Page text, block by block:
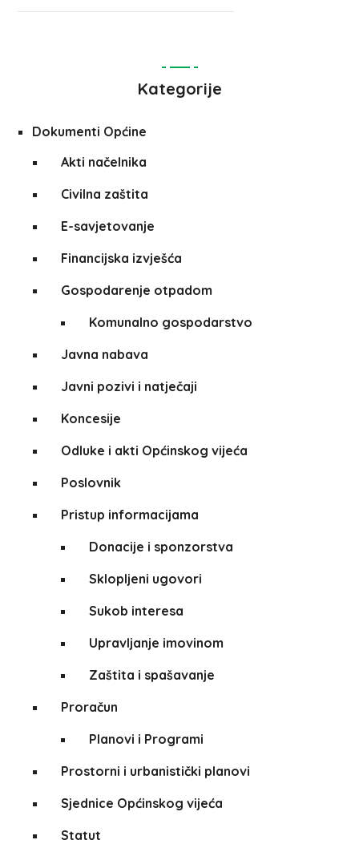
Kategorije
Dokumenti Općine
Akti načelnika
Civilna zaštita
E-savjetovanje
Financijska izvješća
Gospodarenje otpadom
Komunalno gospodarstvo
Javna nabava
Javni pozivi i natječaji
Koncesije
Odluke i akti Općinskog vijeća
Poslovnik
Pristup informacijama
Donacije i sponzorstva
Sklopljeni ugovori
Sukob interesa
Upravljanje imovinom
Zaštita i spašavanje
Proračun
Planovi i Programi
Prostorni i urbanistički planovi
Sjednice Općinskog vijeća
Statut